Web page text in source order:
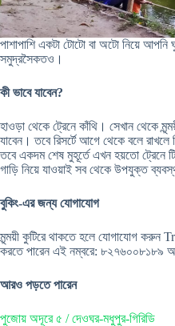
পাশাপাশি একটা টোটো বা অটো নিয়ে
সমুদ্রসৈকতও।
কী ভাবে যাবেন?
হাওড়া থেকে ট্রেনে কাঁথি। সেখান থেকে
যাবেন। তবে রিসর্টে আগে থেকে বলে
তবে একদম শেষ মুহূর্তে এখন হয়তো ট্রেনে
গাড়ি নিয়ে যাওয়াই সব থেকে উপযুক্ত
বুকিং-এর জন্য যোগাযোগ
মৃন্ময়ী কুটিরে থাকতে হলে যোগাযোগ করুন
করতে পারেন এই নম্বরে: ৮২৭৬০০৮১৮৯
আরও পড়তে পারেন
পুজোয় অদূরে ৫ / দেওঘর-মধুপুর-গিরিডি